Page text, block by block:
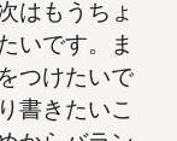
はもうちょ
いです。ま
つけたいで
書きたいこ